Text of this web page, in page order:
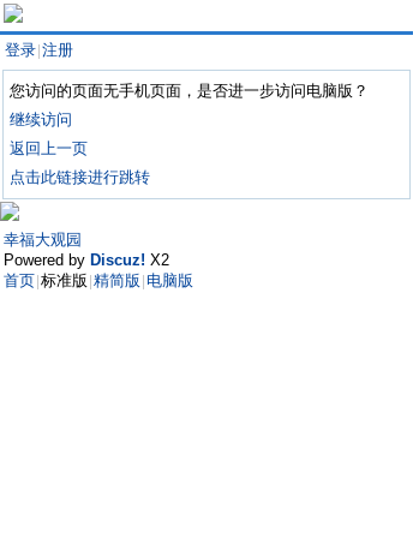
登录 注册
您访问的页面无手机页面，是否进一步访问电脑版？
继续访问
返回上一页
点击此链接进行跳转
幸福大观园
Powered by Discuz! X2
首页 标准版 精简版 电脑版